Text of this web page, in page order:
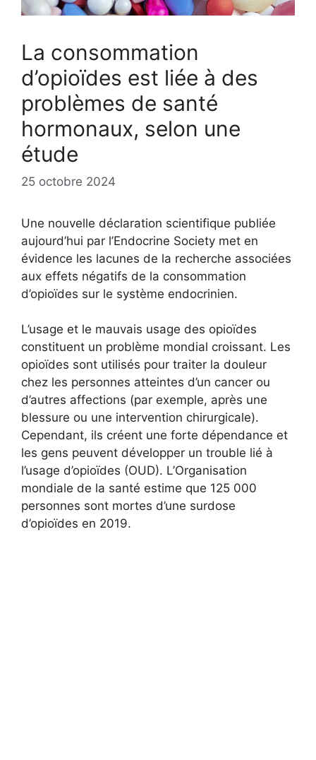
La consommation
d’opioïdes est liée à des
problèmes de santé
hormonaux, selon une
étude
25 octobre 2024
Une nouvelle déclaration scientifique publiée
aujourd’hui par l’Endocrine Society met en
évidence les lacunes de la recherche associées
aux effets négatifs de la consommation
d’opioïdes sur le système endocrinien.
L’usage et le mauvais usage des opioïdes
constituent un problème mondial croissant. Les
opioïdes sont utilisés pour traiter la douleur
chez les personnes atteintes d’un cancer ou
d’autres affections (par exemple, après une
blessure ou une intervention chirurgicale).
Cependant, ils créent une forte dépendance et
les gens peuvent développer un trouble lié à
l’usage d’opioïdes (OUD). L’Organisation
mondiale de la santé estime que 125 000
personnes sont mortes d’une surdose
d’opioïdes en 2019.